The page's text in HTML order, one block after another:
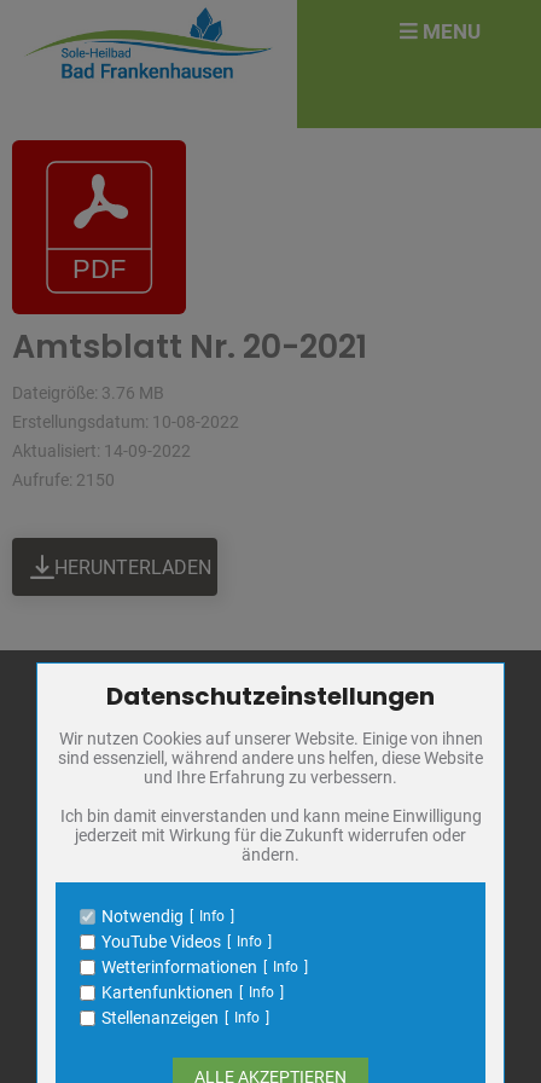
Amtsblatt Nr. 20-2021
Dateigröße: 3.76 MB
Erstellungsdatum: 10-08-2022
Aktualisiert: 14-09-2022
Aufrufe: 2150
HERUNTERLADEN
Stadt Bad
Frankenhausen
Markt 1
06567 Bad Frankenhausen
Telefon: 034671 7 20 0
E-Mail:info@bad-frankenhausen.de
Search
for:
for:
Zum Betrieb der Seite notwendige Cookies / Drittanbieter:
Name
PHP Session Cookie
Anbieter
Eigentümer dieser Website
Schutz
Cookie Name
PHPSESSID, fe_typo_user
Name
Cookiespeicherung Entscheidungscookie
Anbieter
Eigentümer dieser Website
Zweck
Speichert die Einstellungen der Besucher
bezüglich der Speicherung von Cookies.
Cookie Name
dywc
1 Jahr
Datenschutzeinstellungen
Wir nutzen Cookies auf unserer Website. Einige von ihnen
sind essenziell, während andere uns helfen, diese Website
und Ihre Erfahrung zu verbessern.
Ich bin damit einverstanden und kann meine Einwilligung
jederzeit mit Wirkung für die Zukunft widerrufen oder
ändern.
Notwendig Info
YouTube Videos Info
Wetterinformationen Info
Kartenfunktionen Info
Stellenanzeigen Info
ALLE AKZEPTIEREN